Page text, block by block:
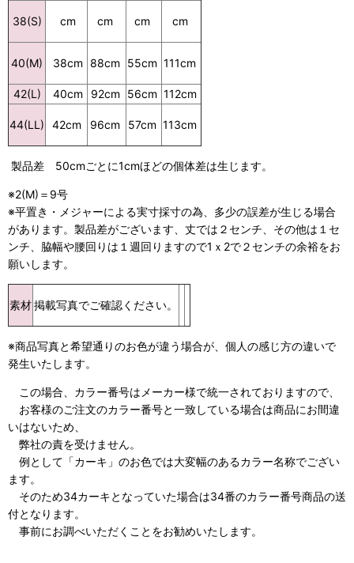
38(S) cm cm cm cm
40(M) 38cm 88cm 55cm 111cm
42(L) 40cm 92cm 56cm 112cm
44(LL) 42cm 96cm 57cm 113cm
製品差 50cmごとに1cmほどの個体差は生じます。
※2(M)＝9号
※平置き・メジャーによる実寸採寸の為、多少の誤差が生じる場合
があります。製品差がございます、丈では２センチ、その他は１セ
ンチ、脇幅や腰回りは１週回りますので1ｘ2で２センチの余裕をお
願いします。
素材掲載写真でご確認ください。
※商品写真と希望通りのお色が違う場合が、個人の感じ方の違いで
発生いたします。
この場合、カラー番号はメーカー様で統一されておりますので、
お客様のご注文のカラー番号と一致している場合は商品にお間違
いはないため、
弊社の責を受けません。
例として「カーキ」のお色では大変幅のあるカラー名称でござい
ます。
そのため34カーキとなっていた場合は34番のカラー番号商品の送
付となります。
事前にお調べいただくことをお勧めいたします。